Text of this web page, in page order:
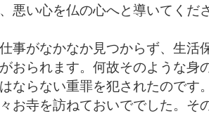
悪い心を仏の心へと導いてくだ
事がなかなか見つからず、生活
おられます。何故そのような身
ならない重罪を犯されたのです
お寺を訪ねておいででした。そ